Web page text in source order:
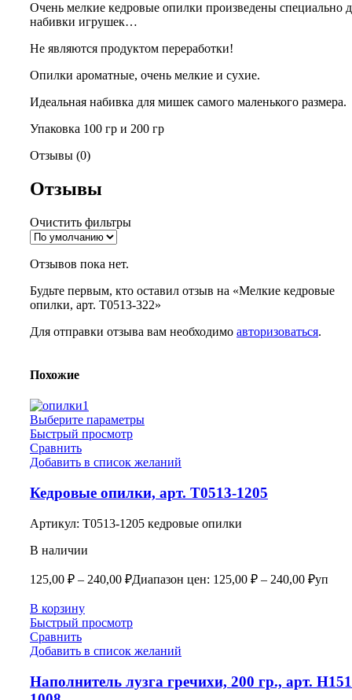
Очень мелкие кедровые опилки произведены специально
набивки игрушек…
Не являются продуктом переработки!
Опилки ароматные, очень мелкие и сухие.
Идеальная набивка для мишек самого маленького размера.
Упаковка 100 гр и 200 гр
Отзывы (0)
Отзывы
Очистить фильтры
Отзывов пока нет.
Будьте первым, кто оставил отзыв на «Мелкие кедровые
опилки, арт. Т0513-322»
Для отправки отзыва вам необходимо авторизоваться.
Похожие
Выберите параметры
Быстрый просмотр
Сравнить
Добавить в список желаний
Кедровые опилки, арт. Т0513-1205
Артикул: Т0513-1205 кедровые опилки
В наличии
125,00 ₽ – 240,00 ₽Диапазон цен: 125,00 ₽ – 240,00 ₽уп
В корзину
Быстрый просмотр
Сравнить
Добавить в список желаний
Наполнитель лузга гречихи, 200 гр., арт.